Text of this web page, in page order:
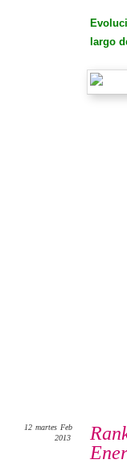
largo
12 martes Feb
2013